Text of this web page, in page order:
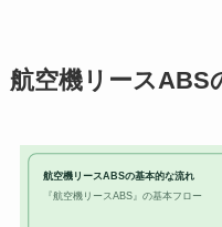
航空機リースABS
航空機リースABSの基本的な流れ
『航空機リースABS』の基本フロー